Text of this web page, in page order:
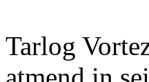
Tarlog